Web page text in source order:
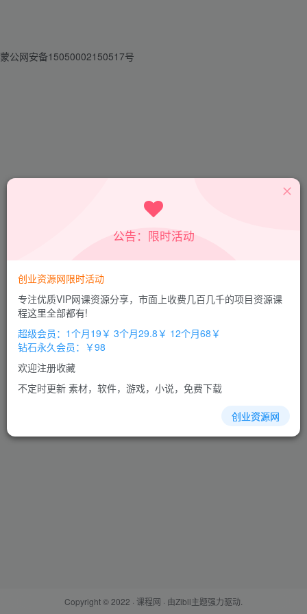
找回密码
邮箱
设置新密码
重复密码
Copyright © 2022 · 课程网 · 由Zibll主题强力驱动.
公告：限时活动
创业资源网限时活动
专注优质VIP网课资源分享，市面上收费几百几千的项目资源课
程这里全部都有!
超级会员：1个月19￥ 3个月29.8￥ 12个月68￥
钻石永久会员：￥98
欢迎注册收藏
不定时更新 素材，软件，游戏，小说，免费下载
创业资源网
蒙公网安备15050002150517号